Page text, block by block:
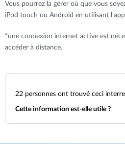
Vous pourrez la gérer où que vous
iPod touch ou Android en utilisant
*une connexion internet active est
accéder à distance.
22 personnes ont trouvé ceci
Cette information est-elle utile ?